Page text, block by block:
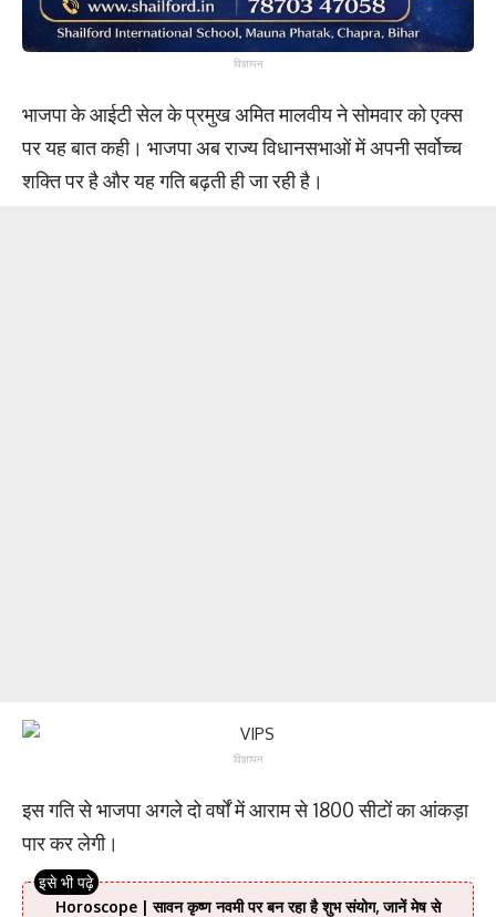
विज्ञापन
भाजपा के आईटी सेल के प्रमुख अमित मालवीय ने सोमवार को एक्स
पर यह बात कही। भाजपा अब राज्य विधानसभाओं में अपनी सर्वोच्च
शक्ति पर है और यह गति बढ़ती ही जा रही है।
विज्ञापन
इस गति से भाजपा अगले दो वर्षों में आराम से 1800 सीटों का आंकड़ा
पार कर लेगी।
Horoscope | सावन कृष्ण नवमी पर बन रहा है शुभ संयोग, जानें मेष से